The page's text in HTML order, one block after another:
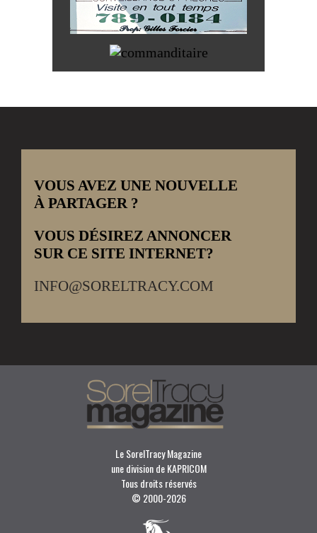
VOUS AVEZ UNE NOUVELLE
À PARTAGER ?
VOUS DÉSIREZ ANNONCER
SUR CE SITE INTERNET?
INFO@SORELTRACY.COM
Le SorelTracy Magazine
une division de KAPRICOM
Tous droits réservés
© 2000-2026